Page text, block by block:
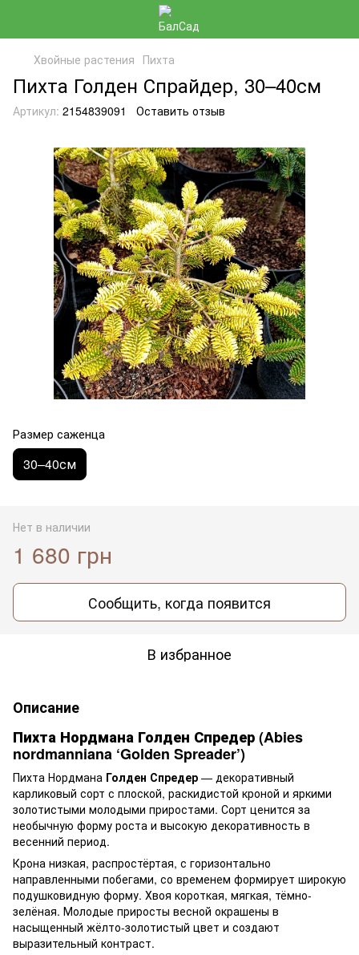
Хвойные растения Пихта
Пихта Голден Спрайдер, 30–40см
Артикул: 2154839091 Оставить отзыв
Размер саженца
30–40см
Нет в наличии
1 680 грн
Сообщить, когда появится
В избранное
Описание
Пихта Нордмана Голден Спредер (Abies
nordmanniana ‘Golden Spreader’)
Пихта Нордмана Голден Спредер — декоративный
карликовый сорт с плоской, раскидистой кроной и яркими
золотистыми молодыми приростами. Сорт ценится за
необычную форму роста и высокую декоративность в
весенний период.
Крона низкая, распростёртая, с горизонтально
направленными побегами, со временем формирует широкую
подушковидную форму. Хвоя короткая, мягкая, тёмно-
зелёная. Молодые приросты весной окрашены в
насыщенный жёлто-золотистый цвет и создают
выразительный контраст.